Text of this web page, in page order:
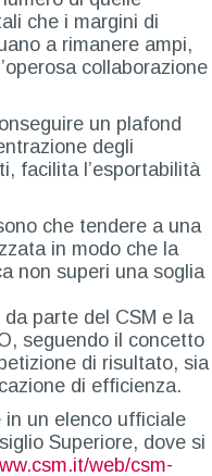
che i margini di
a rimanere ampi,
collaborazione
un plafond
degli
facilita l’esportabilità
che tendere a una
in modo che la
non superi una soglia
parte del CSM e la
seguendo il concetto
di risultato, sia
di efficienza.
un elenco ufficiale
Superiore, dove si
web/csm-